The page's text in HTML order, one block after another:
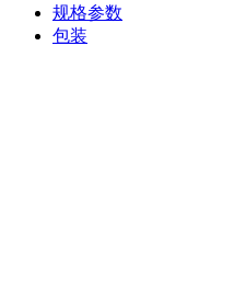
规格参数
包装